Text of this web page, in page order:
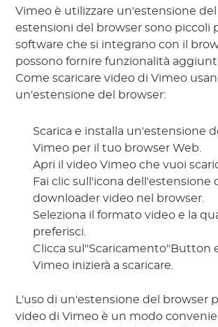
Vimeo è utilizzare un'estensione del
estensioni del browser sono piccoli
software che si integrano con il
possono fornire funzionalità
Come scaricare video di Vimeo
un'estensione del browser:
Scarica e installa un'estensione
Vimeo per il tuo browser Web.
Apri il video Vimeo che vuoi
Fai clic sull'icona dell'estensione
downloader video nel browser.
Seleziona il formato video e la
preferisci.
Clicca sul"Scaricamento"Button
Vimeo inizierà a scaricare.
L'uso di un'estensione del browser
video di Vimeo è un modo